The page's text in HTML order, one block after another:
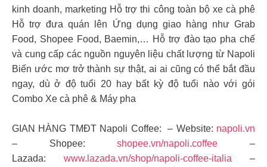
kinh doanh, marketing Hỗ trợ thi công toàn bộ xe cà phê
Hỗ trợ đưa quán lên Ứng dụng giao hàng như Grab
Food, Shopee Food, Baemin,… Hỗ trợ đào tạo pha chế
và cung cấp các nguồn nguyên liệu chất lượng từ Napoli
Biến ước mơ trở thành sự thật, ai ai cũng có thể bắt đầu
ngay, dù ở độ tuổi 20 hay bất kỳ độ tuổi nào với gói
Combo Xe cà phê & Máy pha
GIAN HÀNG TMĐT Napoli Coffee: – Website: napoli.vn
– Shopee:shopee.vn/napoli.coffee –
Lazada: www.lazada.vn/shop/napoli-coffee-italia –